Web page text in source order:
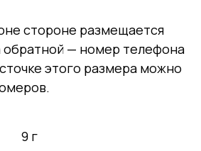
стороне размещается
обратной — номер телефона
этого размера можно
9 г